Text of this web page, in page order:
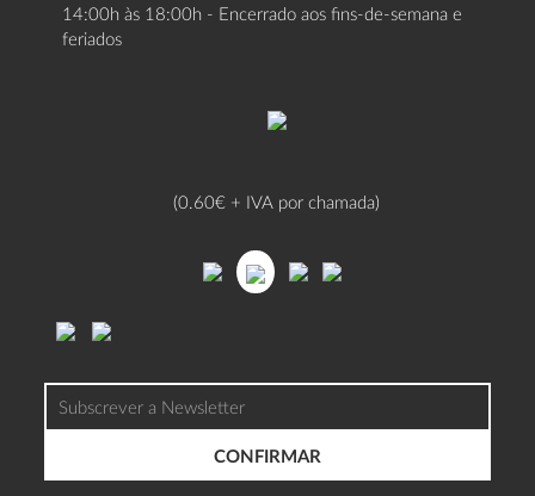
14:00h às 18:00h - Encerrado aos fins-de-semana e
feriados
(0.60€ + IVA por chamada)
CONFIRMAR